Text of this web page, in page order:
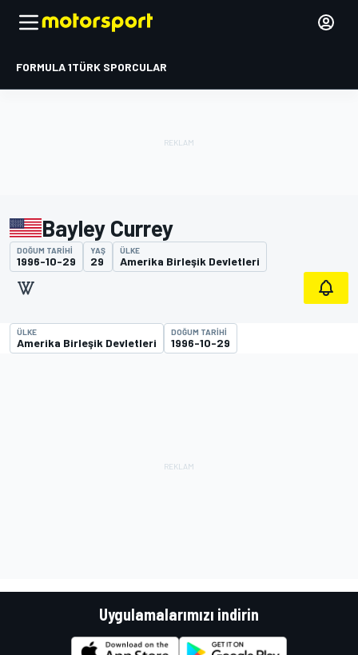
FORMULA 1TÜRK SPORCULAR
Bayley Currey
DOĞUM TARIHI
1996-10-29
YAŞ
29
ÜLKE
Amerika Birleşik Devletleri
ÜLKE
Amerika Birleşik Devletleri
DOĞUM TARIHI
1996-10-29
Uygulamalarımızı indirin